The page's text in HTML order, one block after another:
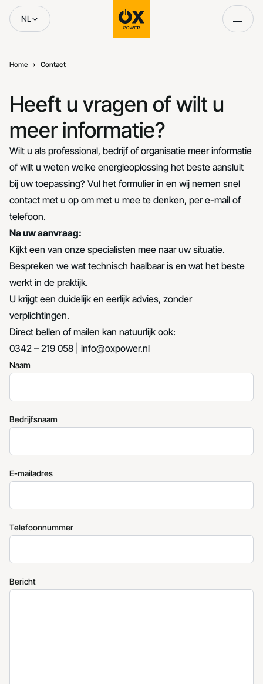
Skip to content
NL
Home Contact
Heeft u vragen of wilt u
meer informatie?
Wilt u als professional, bedrijf of organisatie meer informatie
of wilt u weten welke energieoplossing het beste aansluit
bij uw toepassing? Vul het formulier in en wij nemen snel
contact met u op om met u mee te denken, per e-mail of
telefoon.
Na uw aanvraag:
Kijkt een van onze specialisten mee naar uw situatie.
Bespreken we wat technisch haalbaar is en wat het beste
werkt in de praktijk.
U krijgt een duidelijk en eerlijk advies, zonder
verplichtingen.
Direct bellen of mailen kan natuurlijk ook:
0342 – 219 058 | info@oxpower.nl
Naam
Bedrijfsnaam
E-mailadres
Telefoonnummer
Bericht